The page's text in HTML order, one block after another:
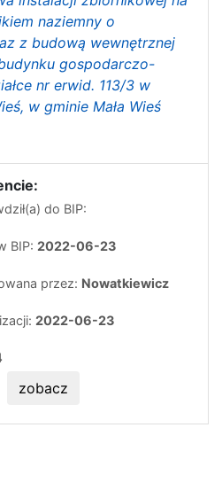
naziemny o
z budową wewnętrznej
gospodarczo-
nr erwid. 113/3 w
w gminie Mała Wieś
do BIP:
BIP: 2022-06-23
przez: Nowatkiewicz
2022-06-23
zobacz